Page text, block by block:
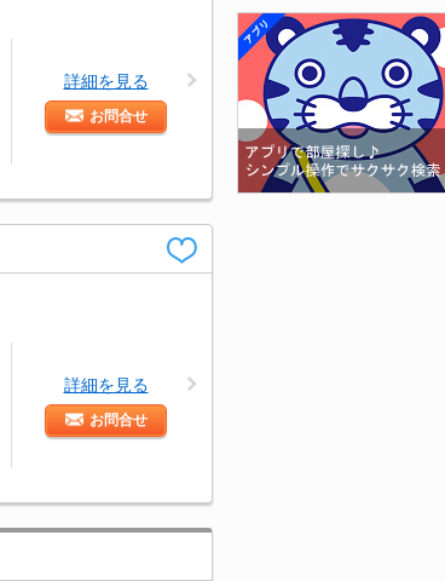
詳細を見る
お問合せ
詳細を見る
お問合せ